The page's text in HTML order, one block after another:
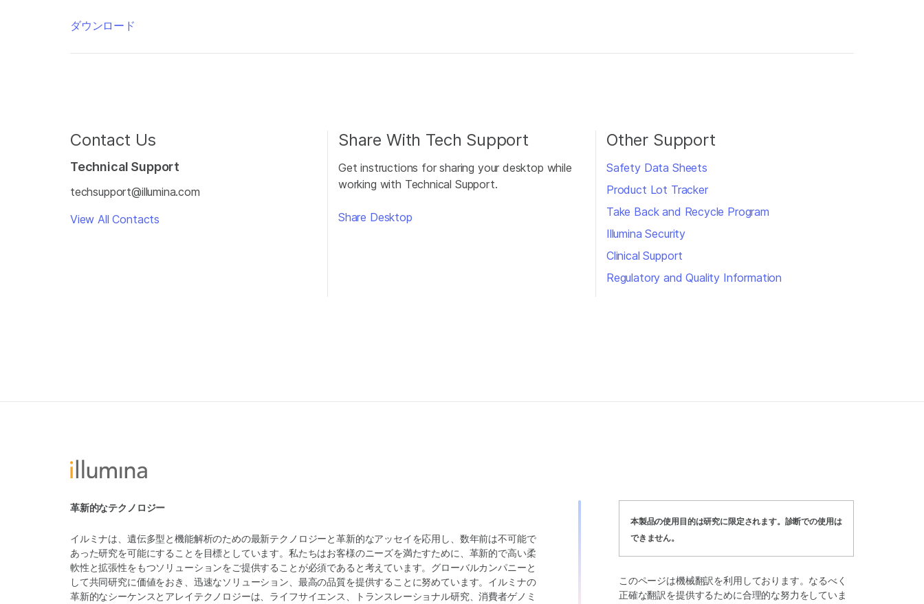
ダウンロード
Contact Us
Technical Support
techsupport@illumina.com
View All Contacts
Share With Tech Support
Get instructions for sharing your desktop while
working with Technical Support.
Share Desktop
Other Support
Safety Data Sheets
Product Lot Tracker
Take Back and Recycle Program
Illumina Security
Clinical Support
Regulatory and Quality Information
本製品の使用目的は研究に限定されます。診断での使用は
できません。
このページは機械翻訳を利用しております。なるべく
正確な翻訳を提供するために合理的な努力をしていま
革新的なテクノロジー
イルミナは、遺伝多型と機能解析のための最新テクノロジーと革新的なアッセイを応用し、数年前は不可能で
あった研究を可能にすることを目標としています。私たちはお客様のニーズを満たすために、革新的で高い柔
軟性と拡張性をもつソリューションをご提供することが必須であると考えています。グローバルカンパニーと
して共同研究に価値をおき、迅速なソリューション、最高の品質を提供することに努めています。イルミナの
革新的なシーケンスとアレイテクノロジーは、ライフサイエンス、トランスレーショナル研究、消費者ゲノミ